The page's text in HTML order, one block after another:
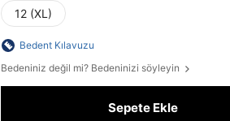
12 (XL)
Bedent Kılavuzu
Bedeniniz değil mi? Bedeninizi söyleyin
Sepete Ekle